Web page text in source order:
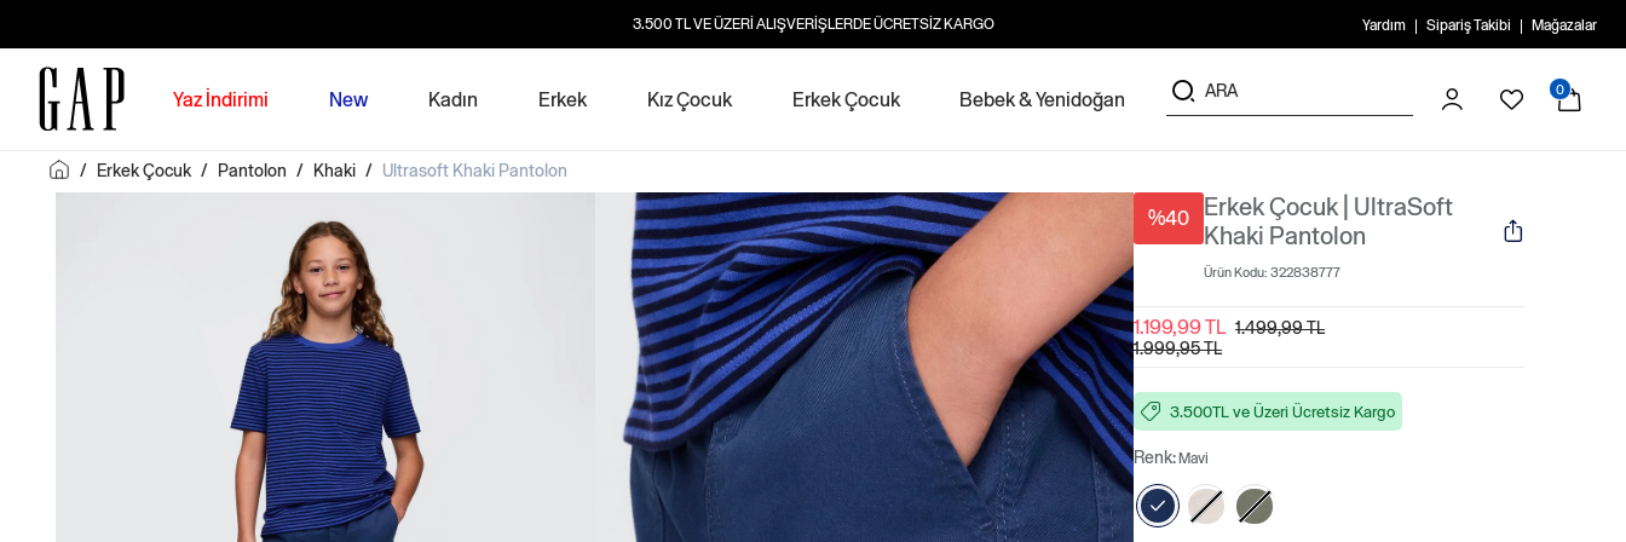
3.500 TL VE ÜZERİ ALIŞVERİŞLERDE ÜCRETSİZ KARGO Yardım Sipariş Takibi Mağazalar
Yaz İndirimi New Kadın Erkek Kız Çocuk Erkek Çocuk Bebek & Yenidoğan 0
/ Erkek Çocuk / Pantolon / Khaki / Ultrasoft Khaki Pantolon
%40
Erkek Çocuk | UltraSoft
Khaki Pantolon
Ürün Kodu: 322838777
1.199,99 TL 1.499,99 TL
1.999,95 TL
3.500TL ve Üzeri Ücretsiz Kargo
Renk: Mavi